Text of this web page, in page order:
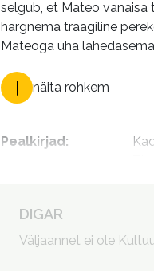
selgub, et Mateo vanaisa
hargnema traagiline
Mateoga üha
näita rohkem
Pealkirjad:
Autorid:
DIGAR
Väljaannet ei ole